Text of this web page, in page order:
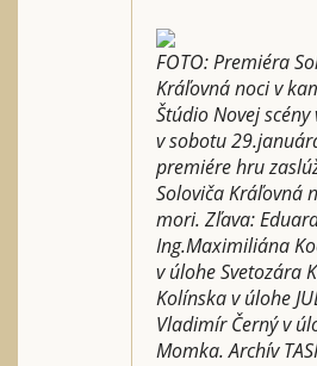
FOTO: Premiéra
Kráľovná noci v
Štúdio Novej
v sobotu
premiére hru
Soloviča Kráľovná
mori. Zľava:
Ing.Maximiliána
v úlohe Svetozára
Kolínska v úlohe
Vladimír Černý v
Momka. Archív